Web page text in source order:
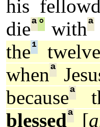
his
dieª° withª
the¹
whenª
becauseª
blessedª [